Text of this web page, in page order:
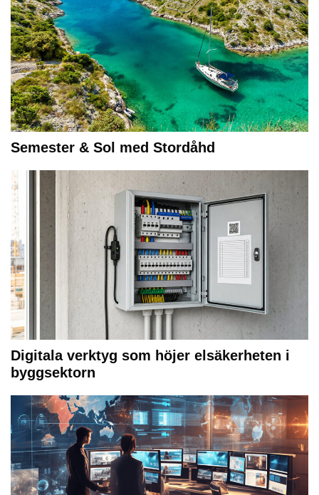
Semester & Sol med Stordåhd
Digitala verktyg som höjer elsäkerheten i
byggsektorn